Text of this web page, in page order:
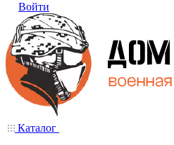
Войти
Каталог